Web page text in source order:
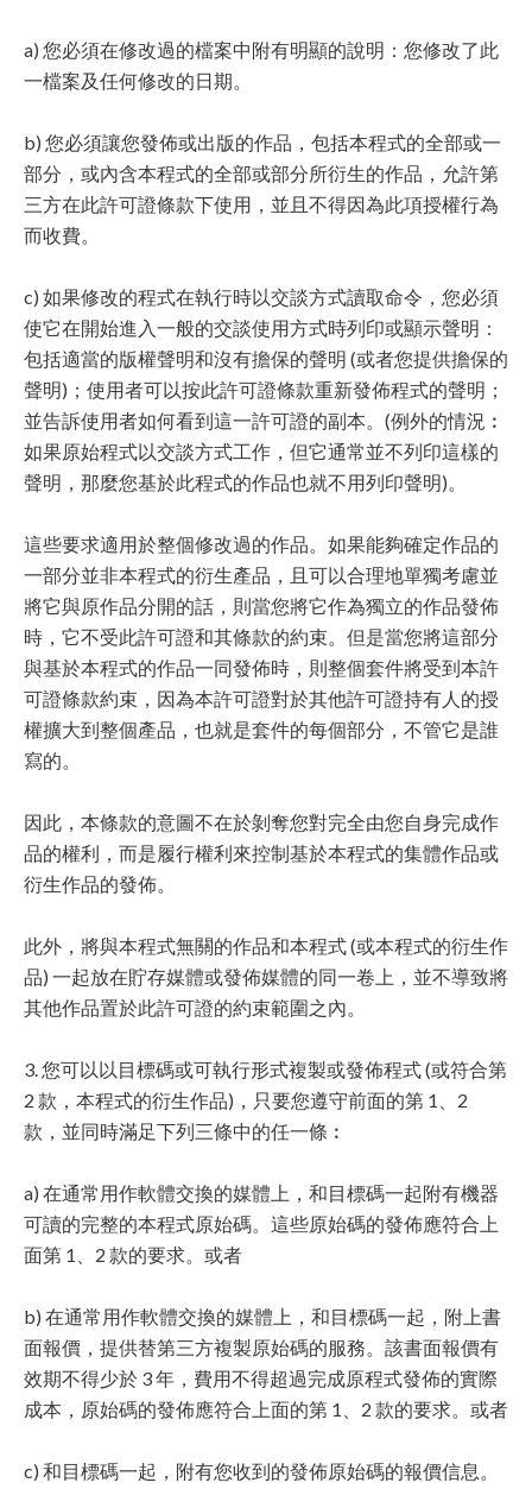
a) 您必須在修改過的檔案中附有明顯的說明：您修改了此
一檔案及任何修改的日期。
b) 您必須讓您發佈或出版的作品，包括本程式的全部或一
部分，或內含本程式的全部或部分所衍生的作品，允許第
三方在此許可證條款下使用，並且不得因為此項授權行為
而收費。
c) 如果修改的程式在執行時以交談方式讀取命令，您必須
使它在開始進入一般的交談使用方式時列印或顯示聲明：
包括適當的版權聲明和沒有擔保的聲明 (或者您提供擔保的
聲明)；使用者可以按此許可證條款重新發佈程式的聲明；
並告訴使用者如何看到這一許可證的副本。(例外的情況︰
如果原始程式以交談方式工作，但它通常並不列印這樣的
聲明，那麼您基於此程式的作品也就不用列印聲明)。
這些要求適用於整個修改過的作品。如果能夠確定作品的
一部分並非本程式的衍生產品，且可以合理地單獨考慮並
將它與原作品分開的話，則當您將它作為獨立的作品發佈
時，它不受此許可證和其條款的約束。但是當您將這部分
與基於本程式的作品一同發佈時，則整個套件將受到本許
可證條款約束，因為本許可證對於其他許可證持有人的授
權擴大到整個產品，也就是套件的每個部分，不管它是誰
寫的。
因此，本條款的意圖不在於剝奪您對完全由您自身完成作
品的權利，而是履行權利來控制基於本程式的集體作品或
衍生作品的發佈。
此外，將與本程式無關的作品和本程式 (或本程式的衍生作
品) 一起放在貯存媒體或發佈媒體的同一卷上，並不導致將
其他作品置於此許可證的約束範圍之內。
3. 您可以以目標碼或可執行形式複製或發佈程式 (或符合第
2 款，本程式的衍生作品)，只要您遵守前面的第 1、2
款，並同時滿足下列三條中的任一條︰
a) 在通常用作軟體交換的媒體上，和目標碼一起附有機器
可讀的完整的本程式原始碼。這些原始碼的發佈應符合上
面第 1、2 款的要求。或者
b) 在通常用作軟體交換的媒體上，和目標碼一起，附上書
面報價，提供替第三方複製原始碼的服務。該書面報價有
效期不得少於 3 年，費用不得超過完成原程式發佈的實際
成本，原始碼的發佈應符合上面的第 1、2 款的要求。或者
c) 和目標碼一起，附有您收到的發佈原始碼的報價信息。